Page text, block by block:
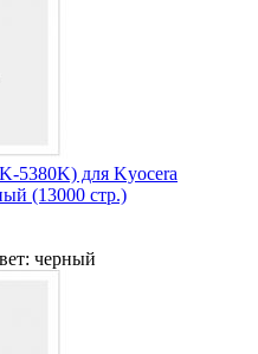
5380K) для Kyocera
(13000 стр.)
черный